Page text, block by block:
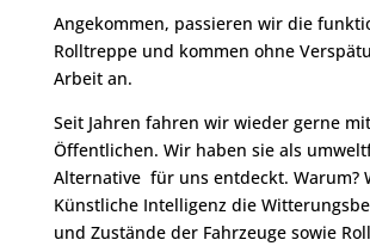
Angekommen, passieren wir die
Rolltreppe und kommen ohne
Arbeit an.
Seit Jahren fahren wir wieder gerne
Öffentlichen. Wir haben sie als
Alternative für uns entdeckt. Warum?
Künstliche Intelligenz die
und Zustände der Fahrzeuge sowie